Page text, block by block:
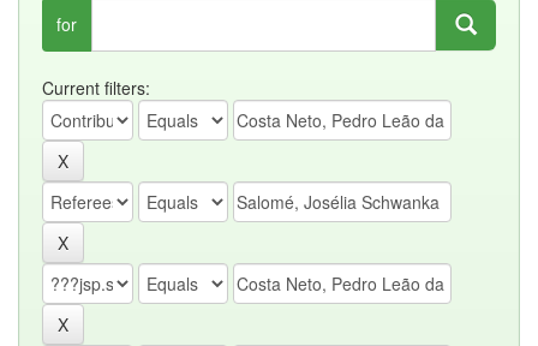
for
Current filters: